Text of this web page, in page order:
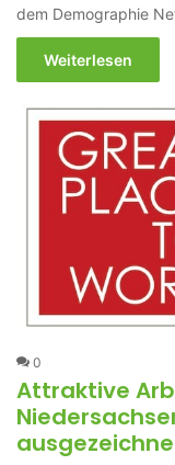
dem Demographie
Weiterlesen
0
Attraktive